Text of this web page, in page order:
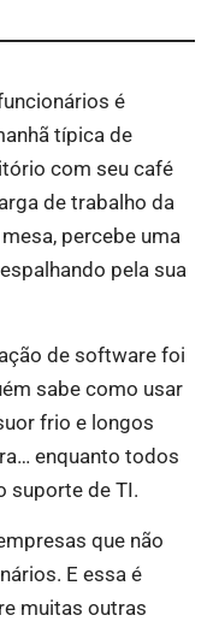
é
típica de
com seu café
de trabalho da
percebe uma
pela sua
de software foi
sabe como usar
frio e longos
enquanto todos
suporte de TI.
que não
E essa é
muitas outras